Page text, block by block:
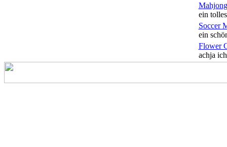
ein
Soccer
ein
Flower
achja